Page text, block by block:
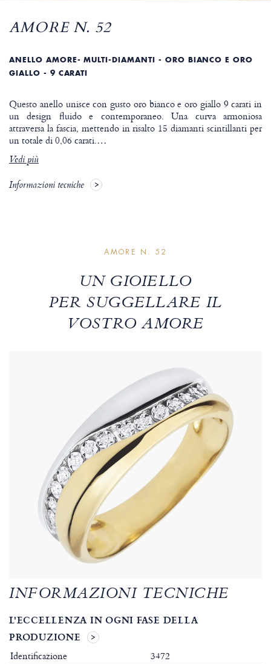
AMORE N. 52
ANELLO AMORE- MULTI-DIAMANTI - ORO BIANCO E ORO
GIALLO - 9 CARATI
Questo anello unisce con gusto oro bianco e oro giallo 9 carati in
un design fluido e contemporaneo. Una curva armoniosa
attraversa la fascia, mettendo in risalto 15 diamanti scintillanti per
un totale di 0,06 carati.…
Vedi più
Informazioni tecniche
AMORE N. 52
UN GIOIELLO
PER SUGGELLARE IL
VOSTRO AMORE
INFORMAZIONI TECNICHE
L'ECCELLENZA IN OGNI FASE DELLA
PRODUZIONE
Identificazione
3472